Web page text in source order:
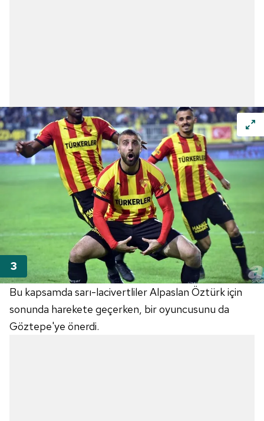
Bu kapsamda sarı-lacivertliler Alpaslan Öztürk için
sonunda harekete geçerken, bir oyuncusunu da
Göztepe'ye önerdi.